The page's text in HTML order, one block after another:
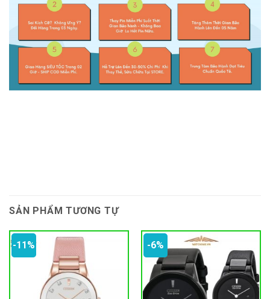
SẢN PHẨM TƯƠNG TỰ
-11% -6%